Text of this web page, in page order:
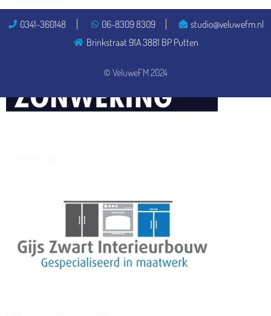
© VeluweFM 2024
0341-360148 06-8309 8309
studio@veluwefm.nl
Brinkstraat 91A 3881 BP Putten